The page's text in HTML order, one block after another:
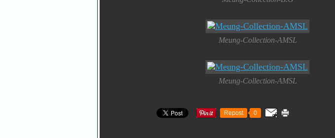
Meung-Collection-AMSL
Meung-Collection-AMSL
Repost 0